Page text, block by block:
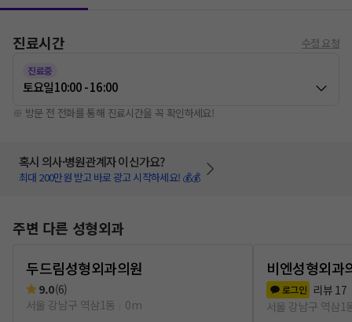
진료시간 수정 요청
진료중
토요일10:00 - 16:00
※ 방문 전 전화를 통해 진료시간을 꼭 확인하세요!
혹시 의사·병원관계자 이신가요?
최대 200만원 받고 바로 광고 시작하세요! 💰💰
주변 다른 성형외과
두드림성형외과의원
9.0(6)
서울 강남구 역삼1동
0m
비엔성형외과
로그인 리뷰 17
서울 강남구 역삼1